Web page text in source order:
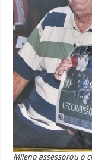
Mileno assessorou o